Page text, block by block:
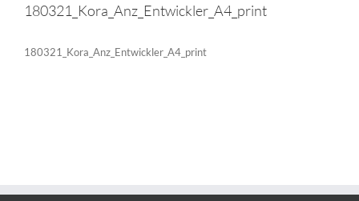
180321_Kora_Anz_Entwickler_A4_print
180321_Kora_Anz_Entwickler_A4_print